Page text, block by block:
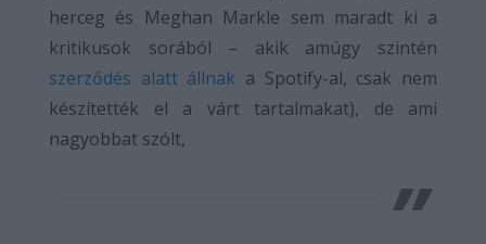
herceg és Meghan Markle sem maradt ki a
kritikusok sorából – akik amúgy szintén
szerződés alatt állnak a Spotify-al, csak nem
készítették el a várt tartalmakat), de ami
nagyobbat szólt,